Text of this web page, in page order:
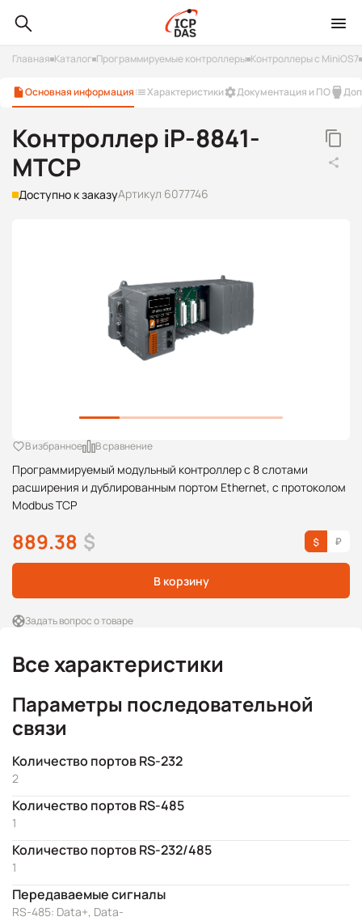
Главная Каталог Программируемые контроллеры Контроллеры с MiniOS7
Основная информация Характеристики Документация и ПО
Контроллер iP-8841-
MTCP
Доступно к заказуАртикул 6077746
Программируемый модульный контроллер с 8 слотами
расширения и дублированным портом Ethernet, с протоколом
Modbus TCP
В избранное В сравнение
889.38 $
В корзину
Задать вопрос о товаре
Все характеристики
Параметры последовательной
связи
Количество портов RS-232
2
Количество портов RS-485
1
Количество портов RS-232/485
1
Передаваемые сигналы
RS-485: Data+, Data-